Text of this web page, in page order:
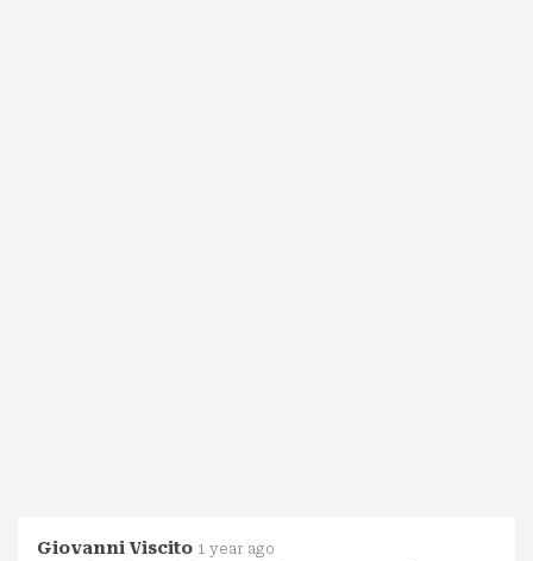
Giovanni Viscito 1 year ago